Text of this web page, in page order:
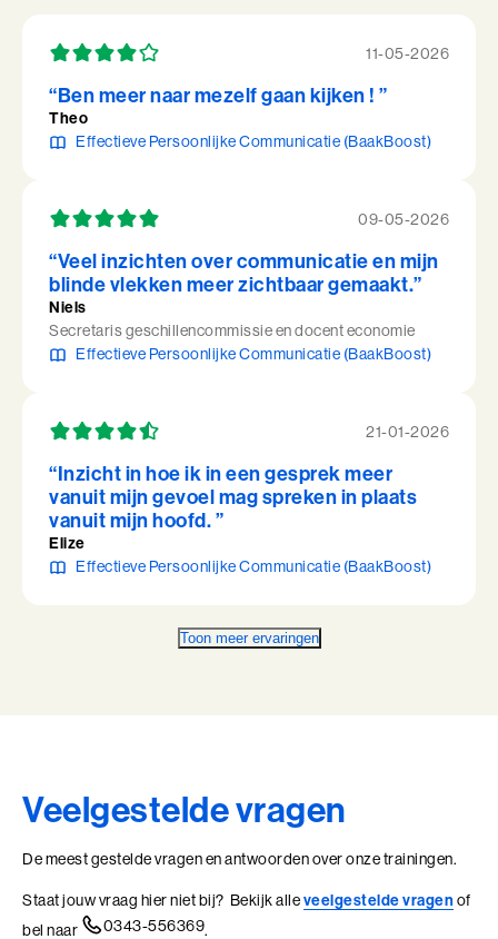
11-05-2026
“Ben meer naar mezelf gaan kijken ! ”
Theo
Effectieve Persoonlijke Communicatie (BaakBoost)
09-05-2026
“Veel inzichten over communicatie en mijn
blinde vlekken meer zichtbaar gemaakt.”
Niels
Secretaris geschillencommissie en docent economie
Effectieve Persoonlijke Communicatie (BaakBoost)
21-01-2026
“Inzicht in hoe ik in een gesprek meer
vanuit mijn gevoel mag spreken in plaats
vanuit mijn hoofd. ”
Elize
Effectieve Persoonlijke Communicatie (BaakBoost)
Toon meer ervaringen
Veelgestelde vragen
De meest gestelde vragen en antwoorden over onze trainingen.
Staat jouw vraag hier niet bij? Bekijk alleveelgestelde vragenof
bel naar
0343-556369.